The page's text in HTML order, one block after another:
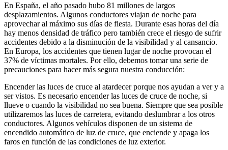
En España, el año pasado hubo 81 millones de largos
desplazamientos. Algunos conductores viajan de noche para
aprovechar al máximo sus días de fiesta. Durante esas horas del día
hay menos densidad de tráfico pero también crece el riesgo de sufrir
accidentes debido a la disminución de la visibilidad y al cansancio.
En Europa, los accidentes que tienen lugar de noche provocan el
37% de víctimas mortales. Por ello, debemos tomar una serie de
precauciones para hacer más segura nuestra conducción:
Encender las luces de cruce al atardecer porque nos ayudan a ver y a
ser vistos. Es necesario encender las luces de cruce de noche, si
llueve o cuando la visibilidad no sea buena. Siempre que sea posible
utilizaremos las luces de carretera, evitando deslumbrar a los otros
conductores. Algunos vehículos disponen de un sistema de
encendido automático de luz de cruce, que enciende y apaga los
faros en función de las condiciones de luz exterior.